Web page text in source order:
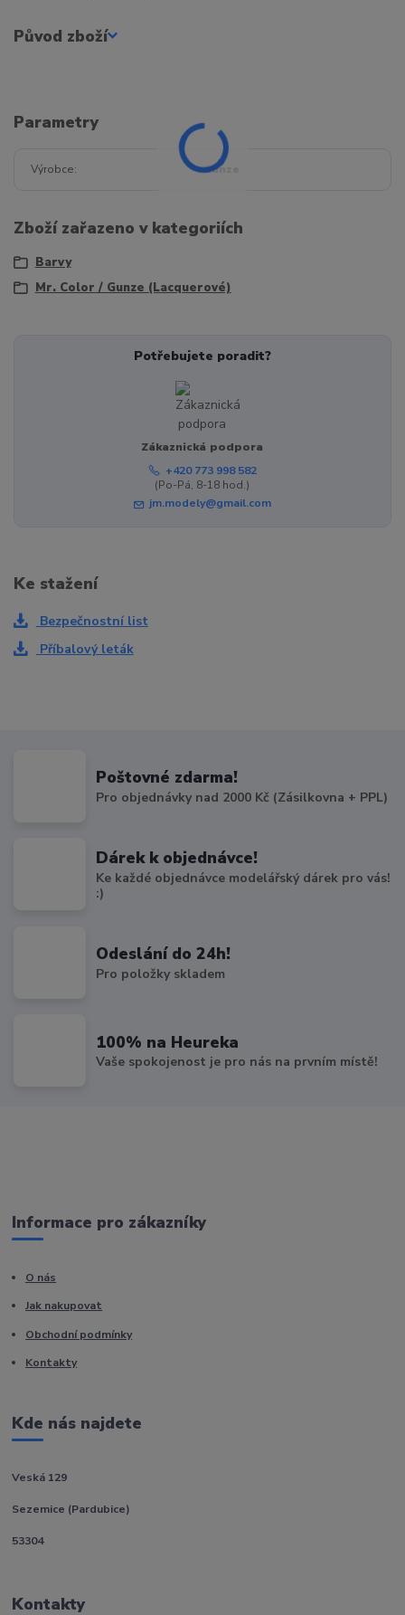
Původ zboží
Parametry
Výrobce Gunze
Zboží zařazeno v kategoriích
Barvy
Mr. Color / Gunze (Lacquerové)
Potřebujete poradit?
Zákaznická podpora
+420 773 998 582
(Po-Pá, 8-18 hod.)
jm.modely@gmail.com
Ke stažení
Bezpečnostní list
Příbalový leták
Poštovné zdarma!
Pro objednávky nad 2000 Kč (Zásilkovna + PPL)
Dárek k objednávce!
Ke každé objednávce modelářský dárek pro vás!
:)
Odeslání do 24h!
Pro položky skladem
100% na Heureka
Vaše spokojenost je pro nás na prvním místě!
Informace pro zákazníky
O nás
Jak nakupovat
Obchodní podmínky
Kontakty
Kde nás najdete
Veská 129
Sezemice (Pardubice)
53304
Kontakty